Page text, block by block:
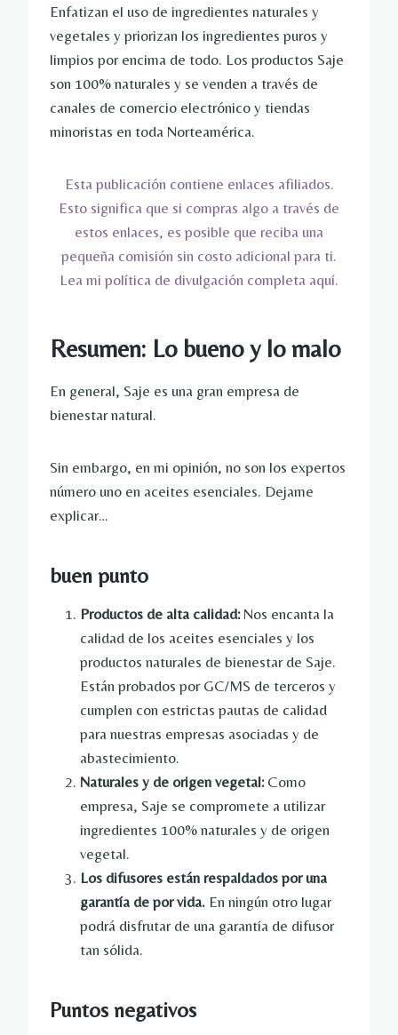
Enfatizan el uso de ingredientes naturales y
vegetales y priorizan los ingredientes puros y
limpios por encima de todo. Los productos Saje
son 100% naturales y se venden a través de
canales de comercio electrónico y tiendas
minoristas en toda Norteamérica.
Esta publicación contiene enlaces afiliados.
Esto significa que si compras algo a través de
estos enlaces, es posible que reciba una
pequeña comisión sin costo adicional para ti.
Lea mi política de divulgación completa aquí.
Resumen: Lo bueno y lo malo
En general, Saje es una gran empresa de
bienestar natural.
Sin embargo, en mi opinión, no son los expertos
número uno en aceites esenciales. Dejame
explicar…
buen punto
Productos de alta calidad: Nos encanta la
calidad de los aceites esenciales y los
productos naturales de bienestar de Saje.
Están probados por GC/MS de terceros y
cumplen con estrictas pautas de calidad
para nuestras empresas asociadas y de
abastecimiento.
Naturales y de origen vegetal: Como
empresa, Saje se compromete a utilizar
ingredientes 100% naturales y de origen
vegetal.
Los difusores están respaldados por una
garantía de por vida. En ningún otro lugar
podrá disfrutar de una garantía de difusor
tan sólida.
Puntos negativos